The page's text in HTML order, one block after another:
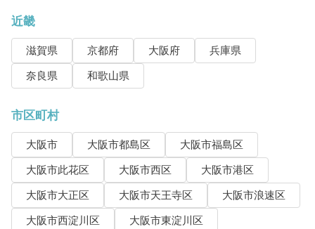
近畿
滋賀県 京都府 大阪府
兵庫県
奈良県
和歌山県
市区町村
大阪市 大阪市都島区
大阪市福島区
大阪市此花区
大阪市西区
大阪市港区
大阪市大正区
大阪市天王寺区
大阪市浪速区
大阪市西淀川区
大阪市東淀川区